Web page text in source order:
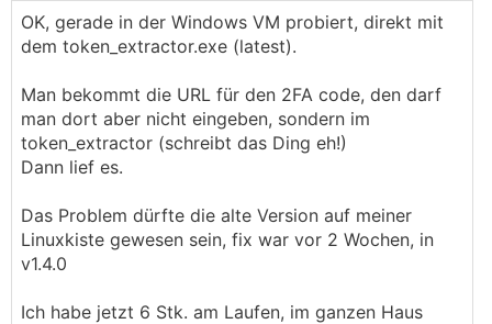
OK, gerade in der Windows VM probiert, direkt mit
dem token_extractor.exe (latest).
Man bekommt die URL für den 2FA code, den darf
man dort aber nicht eingeben, sondern im
token_extractor (schreibt das Ding eh!)
Dann lief es.
Das Problem dürfte die alte Version auf meiner
Linuxkiste gewesen sein, fix war vor 2 Wochen, in
v1.4.0
Ich habe jetzt 6 Stk. am Laufen, im ganzen Haus